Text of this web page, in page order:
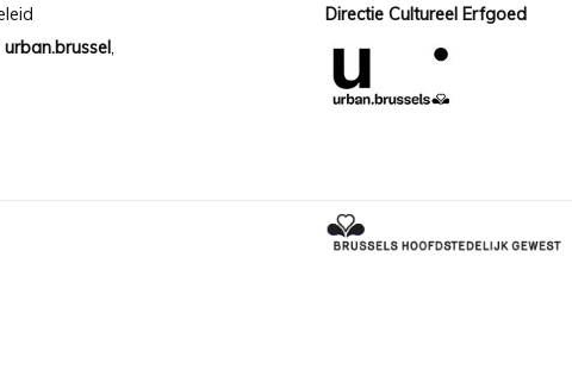
urban.brussel,
Directie Cultureel Erfgoed